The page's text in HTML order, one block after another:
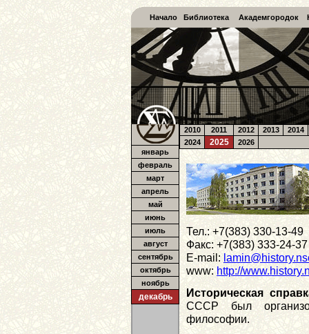
Начало Библиотека Академгородок
январь
февраль
март
апрель
май
июнь
июль
август
сентябрь
октябрь
ноябрь
декабрь
2010 2011 2012 2013
2014
2024
2025 2026
Тел.: +7(383) 330-13-49
Факс: +7(383) 333-24-37
E-mail:
www:http://
Историческая
СССР был
философии.